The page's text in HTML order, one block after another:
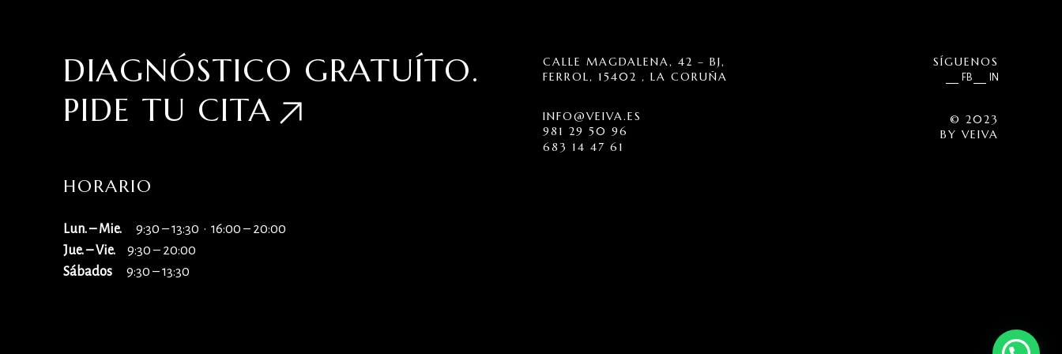
DIAGNÓSTICO GRATUÍTO.
PIDE TU CITA
HORARIO
Lun. – Mie. 9:30 – 13:30 · 16:00 – 20:00
Jue. – Vie. 9:30 – 20:00
Sábados 9:30 – 13:30
CALLE MAGDALENA, 42 – BJ,
FERROL, 15402 , LA CORUÑA
INFO@VEIVA.ES
981 29 50 96
683 14 47 61
SÍGUENOS
FB IN
© 2023
BY VEIVA